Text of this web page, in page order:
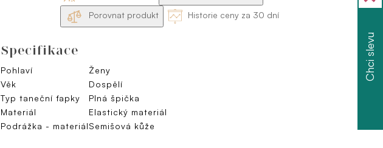
Porovnat produkt Historie ceny za 30 dní
Specifikace
Pohlaví
Ženy
Věk
Dospělí
Typ taneční ťapky
Plná špička
Materiál
Elastický materiál
Podrážka - materiálSemišová kůže
Chci slevu